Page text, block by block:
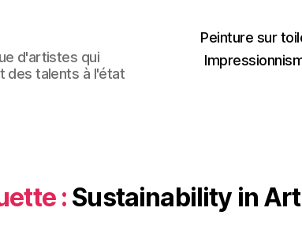
d'artistes qui
des talents à l'état
Peinture sur
: Sustainability in Art